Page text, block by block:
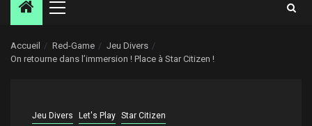
Menu
Accueil Red-Game
Jeu Divers
On retourne dans l’immersion ! Place à Star Citizen !
Jeu Divers Let's Play Star Citizen